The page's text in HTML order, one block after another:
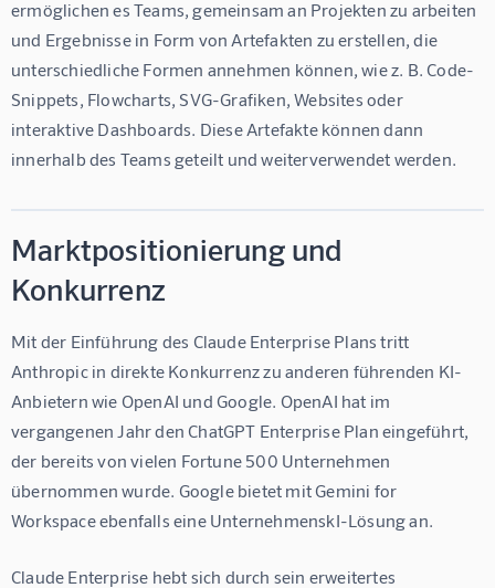
ermöglichen es Teams, gemeinsam an Projekten zu arbeiten
und Ergebnisse in Form von Artefakten zu erstellen, die
unterschiedliche Formen annehmen können, wie z. B. Code-
Snippets, Flowcharts, SVG-Grafiken, Websites oder
interaktive Dashboards. Diese Artefakte können dann
innerhalb des Teams geteilt und weiterverwendet werden.
Marktpositionierung und
Konkurrenz
Mit der Einführung des Claude Enterprise Plans tritt
Anthropic in direkte Konkurrenz zu anderen führenden KI-
Anbietern wie OpenAI und Google. OpenAI hat im
vergangenen Jahr den ChatGPT Enterprise Plan eingeführt,
der bereits von vielen Fortune 500 Unternehmen
übernommen wurde. Google bietet mit Gemini for
Workspace ebenfalls eine UnternehmenskI-Lösung an.
Claude Enterprise hebt sich durch sein erweitertes